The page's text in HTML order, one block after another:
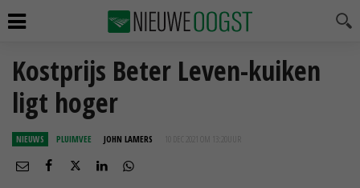
Kostprijs Beter Leven-kuiken
ligt hoger
NIEUWS PLUIMVEE JOHN LAMERS 10 DEC 2021 OM 13:20